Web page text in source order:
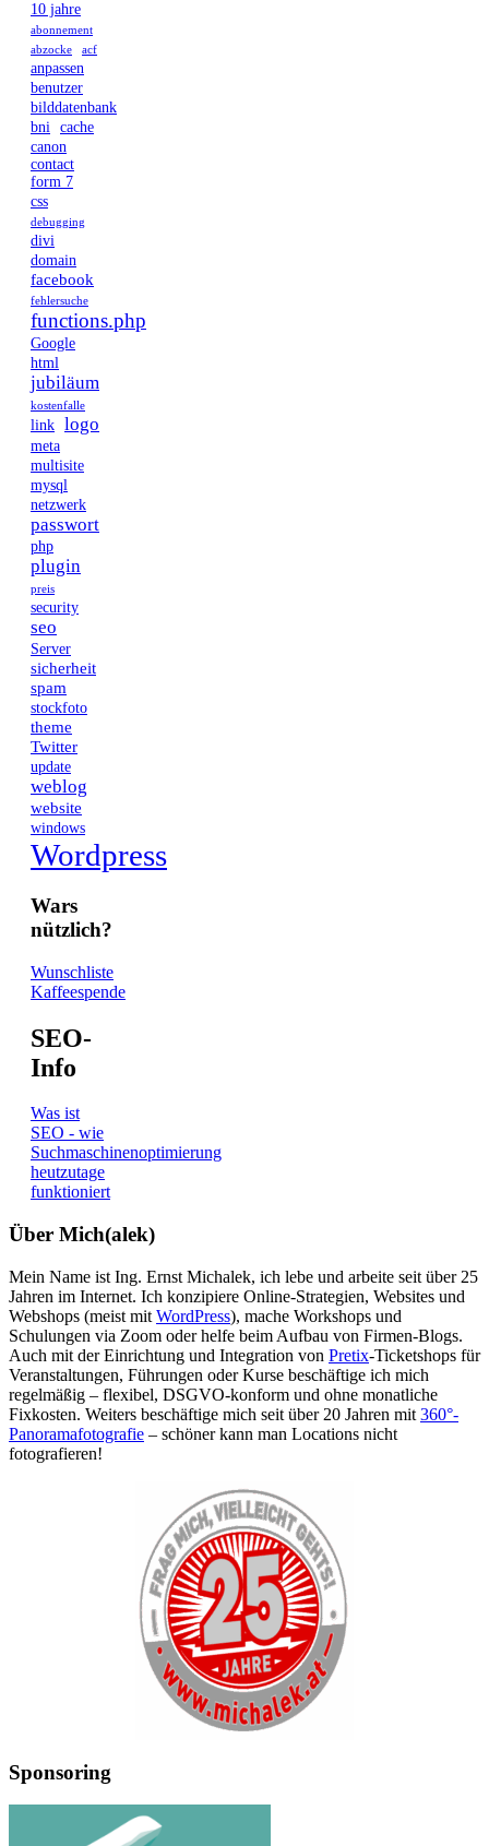
10 jahre
abonnement
abzocke
acf
anpassen
benutzer
bilddatenbank
bni cache
canon
contact
form 7
css
debugging
divi
domain
facebook
fehlersuche
functions.php
Google
html
jubiläum
kostenfalle
link logo
meta
multisite
mysql
netzwerk
passwort
php
plugin
preis
security
seo
Server
sicherheit
spam
stockfoto
theme
Twitter
update
weblog
website
windows
Wordpress
Wars
nützlich?
Wunschliste
Kaffeespende
SEO-
Info
Was ist
SEO - wie
Suchmaschinenoptimierung
heutzutage
funktioniert
Über Mich(alek)
Mein Name ist Ing. Ernst Michalek, ich lebe und arbeite seit über 25
Jahren im Internet. Ich konzipiere Online-Strategien, Websites und
Webshops (meist mit WordPress), mache Workshops und
Schulungen via Zoom oder helfe beim Aufbau von Firmen-Blogs.
Auch mit der Einrichtung und Integration von Pretix-Ticketshops für
Veranstaltungen, Führungen oder Kurse beschäftige ich mich
regelmäßig – flexibel, DSGVO-konform und ohne monatliche
Fixkosten. Weiters beschäftige mich seit über 20 Jahren mit 360°-
Panoramafotografie – schöner kann man Locations nicht
fotografieren!
Sponsoring